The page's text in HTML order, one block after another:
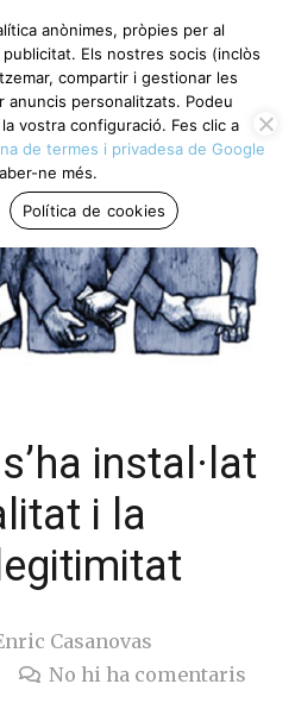
instal·lat
i la
Casanovas
No hi ha comentaris
anònimes, pròpies per al
Els nostres socis (inclòs
compartir i gestionar les
personalitzats. Podeu
vostra configuració. Fes clic a
de termes i privadesa de Google
ne més.
Política de cookies